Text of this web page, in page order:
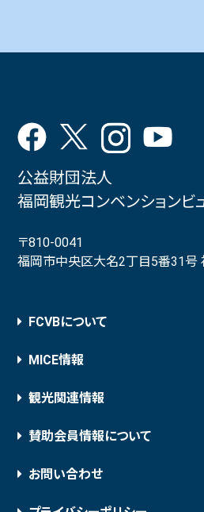
公益財団法人
福岡観光コンベンションビ
〒810-0041
福岡市中央区大名2丁目5番31号
FCVBについて
MICE情報
観光関連情報
賛助会員情報について
お問い合わせ